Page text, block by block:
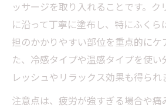
ッサージを取り入れることです。
に沿って丁寧に塗布し、特にふくら
担のかかりやすい部位を重点的にケ
た、冷感タイプや温感タイプを使い
レッシュやリラックス効果も得られ
注意点は、疲労が強すぎる場合や